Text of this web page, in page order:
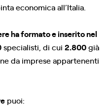
economica all’Italia.
ha formato e inserito nel
specialisti, di cui 2.800già
da imprese appartenenti
puoi: